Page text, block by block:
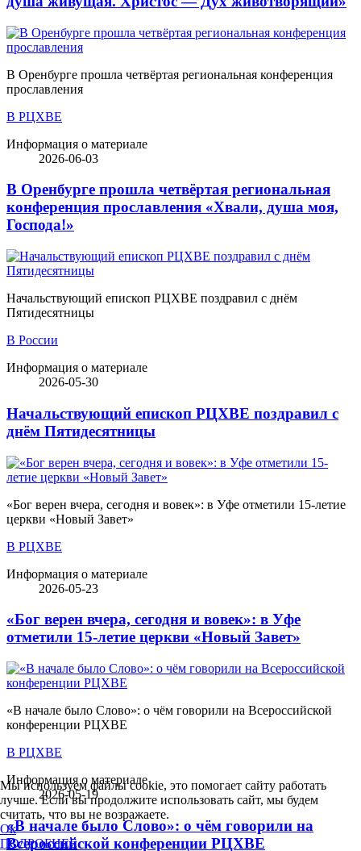
В Оренбурге прошла четвёртая региональная конференция
прославления
В РЦХВЕ
Информация о материале
2026-06-03
В Оренбурге прошла четвёртая региональная
конференция прославления «Хвали, душа моя,
Господа!»
Начальствующий епископ РЦХВЕ поздравил с днём
Пятидесятницы
В России
Информация о материале
2026-05-30
Начальствующий епископ РЦХВЕ поздравил с
днём Пятидесятницы
«Бог верен вчера, сегодня и вовек»: в Уфе отметили 15-летие
церкви «Новый Завет»
В РЦХВЕ
Информация о материале
2026-05-23
«Бог верен вчера, сегодня и вовек»: в Уфе
отметили 15-летие церкви «Новый Завет»
«В начале было Слово»: о чём говорили на Всероссийской
конференции РЦХВЕ
В РЦХВЕ
Информация о материале
2026-05-19
«В начале было Слово»: о чём говорили на
Всероссийской конференции РЦХВЕ
Мы используем файлы cookie, это помогает сайту работать
лучше. Если вы продолжите использовать сайт, мы будем
считать, что вы не возражаете.
Ok
ПОДРОБНЕЕ